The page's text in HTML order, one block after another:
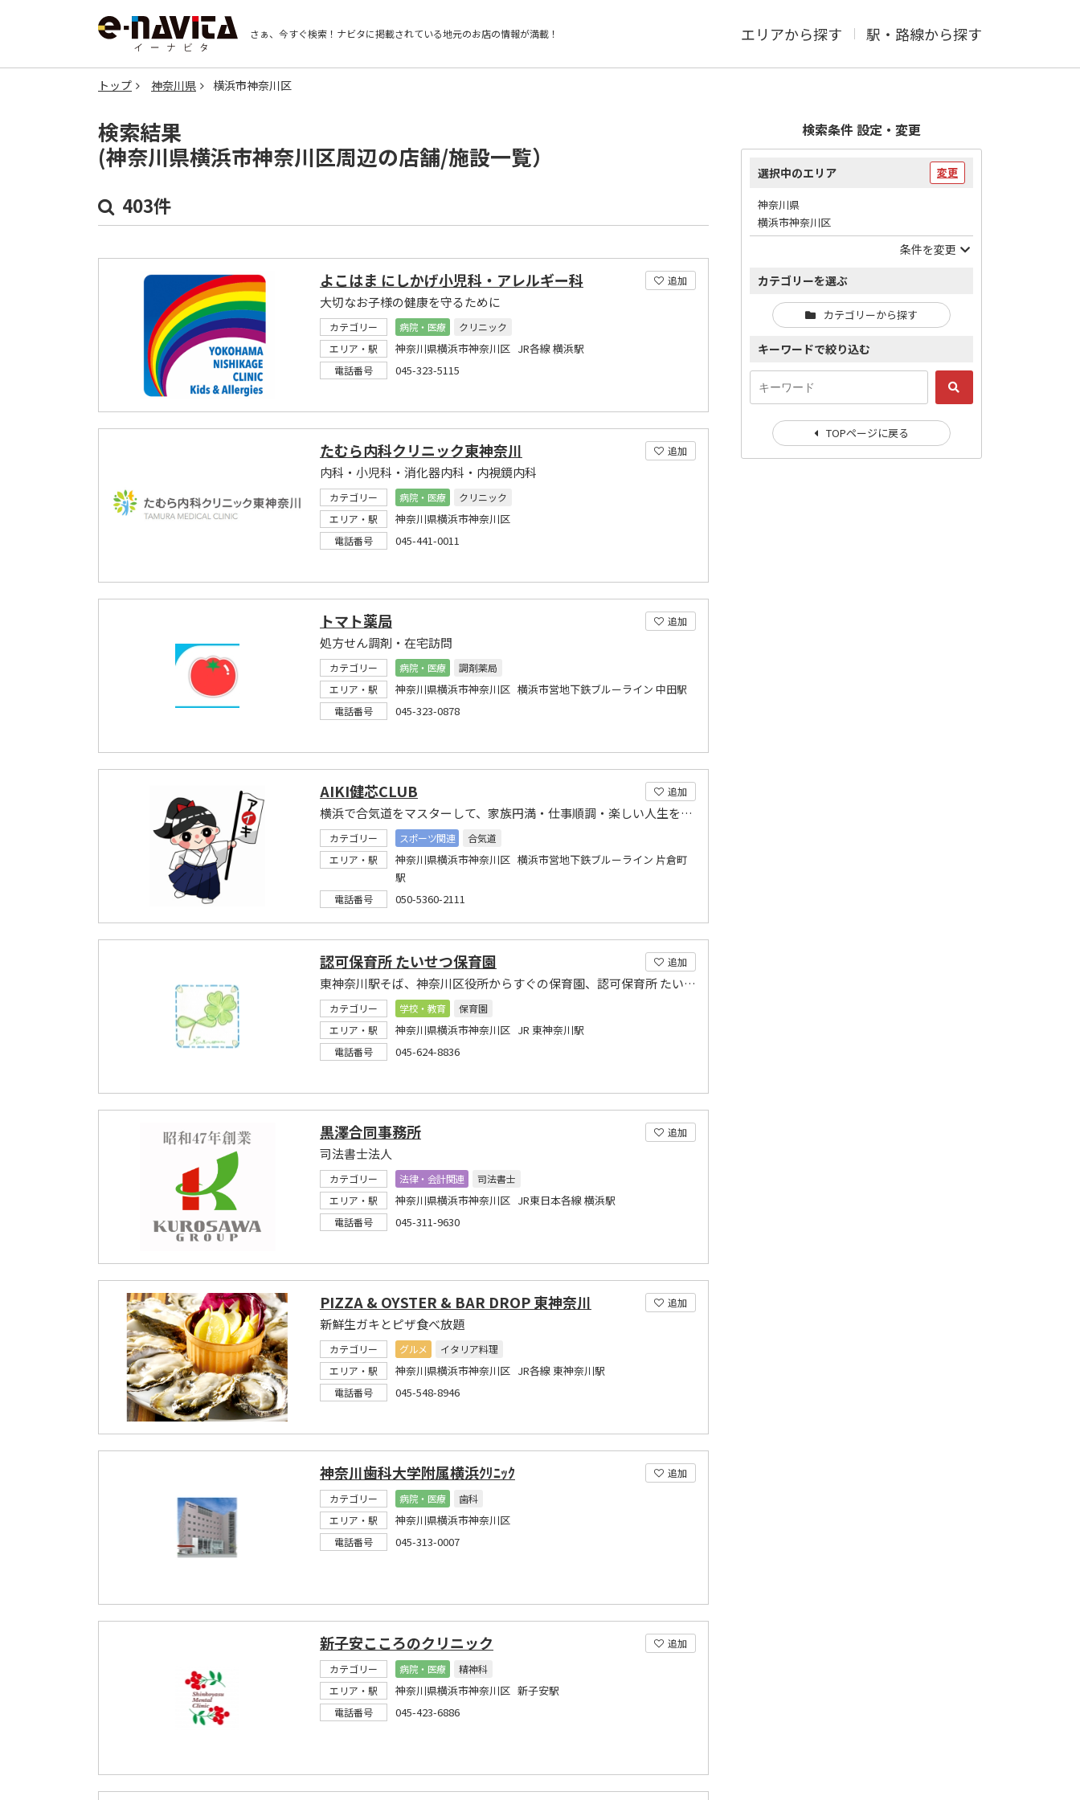
さぁ、今すぐ検索！ ナビタに掲載されている地元のお店の情報が満載！ エリアから探す 駅・路線から探す
トップ 神奈川県 横浜市神奈川区
検索結果
(神奈川県横浜市神奈川区周辺の店舗/施設一覧）
403件
追加
よこはま にしかげ小児科・アレルギー科
大切なお子様の健康を守るために
カテゴリー 病院・医療
クリニック
エリア・駅
神奈川県横浜市神奈川区 JR各線 横浜駅
電話番号 045-323-5115
追加
たむら内科クリニック東神奈川
内科・小児科・消化器内科・内視鏡内科
カテゴリー 病院・医療
クリニック
エリア・駅
神奈川県横浜市神奈川区
電話番号 045-441-0011
追加
トマト薬局
処方せん調剤・在宅訪問
カテゴリー 病院・医療
調剤薬局
エリア・駅
神奈川県横浜市神奈川区 横浜市営地下鉄ブルーライン 中田駅
電話番号 045-323-0878
追加
AIKI健芯CLUB
横浜で合気道をマスターして、家族円満・仕事順調・楽しい人生をゲットしませんか！
カテゴリー スポーツ関連
合気道
エリア・駅
神奈川県横浜市神奈川区 横浜市営地下鉄ブルーライン 片倉町
駅
電話番号 050-5360-2111
追加
認可保育所 たいせつ保育園
東神奈川駅そば、神奈川区役所からすぐの保育園、認可保育所 たいせつ保育園
カテゴリー 学校・教育
保育園
エリア・駅
神奈川県横浜市神奈川区 JR 東神奈川駅
電話番号 045-624-8836
追加
黒澤合同事務所
司法書士法人
カテゴリー 法律・会計関連
司法書士
エリア・駅
神奈川県横浜市神奈川区 JR東日本各線 横浜駅
電話番号 045-311-9630
追加
PIZZA & OYSTER & BAR DROP 東神奈川
新鮮生ガキとピザ食べ放題
カテゴリー グルメ
イタリア料理
エリア・駅
神奈川県横浜市神奈川区 JR各線 東神奈川駅
電話番号 045-548-8946
追加
神奈川歯科大学附属横浜ｸﾘﾆｯｸ
カテゴリー 病院・医療
歯科
エリア・駅
神奈川県横浜市神奈川区
電話番号 045-313-0007
追加
新子安こころのクリニック
カテゴリー 病院・医療
精神科
エリア・駅
神奈川県横浜市神奈川区 新子安駅
電話番号 045-423-6886
検索条件 設定・変更
選択中のエリア 変更
神奈川県
横浜市神奈川区
条件を変更
カテゴリーを選ぶ
カテゴリーから探す
キーワードで絞り込む
TOPページに戻る